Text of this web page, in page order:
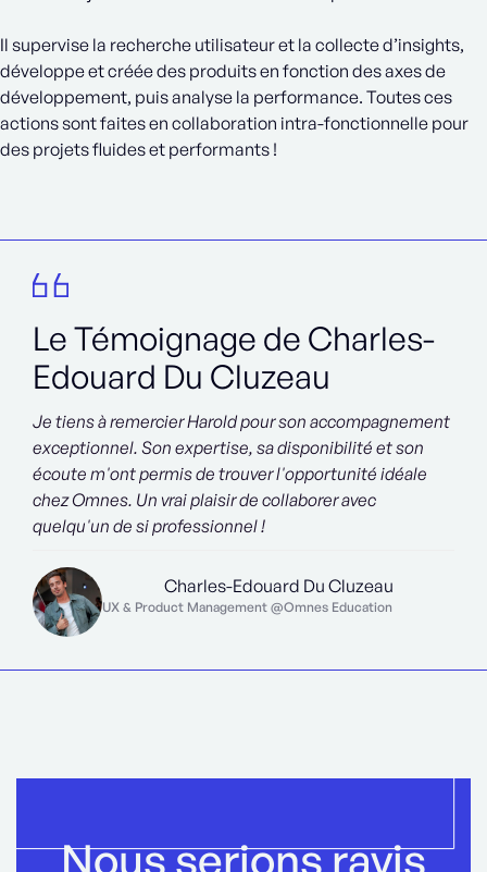
Il supervise la recherche utilisateur et la collecte d’insights,
développe et créée des produits en fonction des axes de
développement, puis analyse la performance. Toutes ces
actions sont faites en collaboration intra-fonctionnelle pour
des projets fluides et performants !
Le Témoignage de Charles-
Edouard Du Cluzeau
Je tiens à remercier Harold pour son accompagnement
exceptionnel. Son expertise, sa disponibilité et son
écoute m'ont permis de trouver l'opportunité idéale
chez Omnes. Un vrai plaisir de collaborer avec
quelqu'un de si professionnel !
Charles-Edouard Du Cluzeau
UX & Product Management @Omnes Education
Nous serions ravis